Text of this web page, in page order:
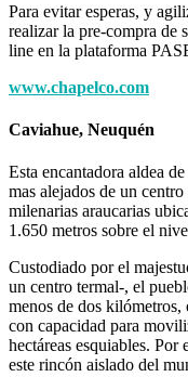
Para evitar esperas, y
realizar la pre-compra de
line en la plataforma
www.chapelco.com
Caviahue, Neuquén
Esta encantadora aldea
mas alejados de un
milenarias araucarias
1.650 metros sobre el
Custodiado por el
un centro termal-, el
menos de dos
con capacidad para
hectáreas esquiables. Por
este rincón aislado del